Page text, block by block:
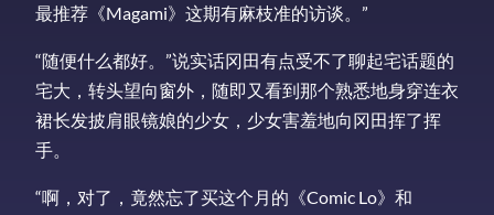
最推荐《Magami》这期有麻枝准的访谈。”
“随便什么都好。”说实话冈田有点受不了聊起宅话题的
宅大，转头望向窗外，随即又看到那个熟悉地身穿连衣
裙长发披肩眼镜娘的少女，少女害羞地向冈田挥了挥
手。
“啊，对了，竟然忘了买这个月的《Comic Lo》和